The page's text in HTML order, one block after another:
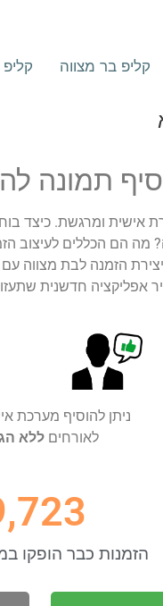
קליפ בר מצווה
תמונה
אישית ומרגשת. כיצד
מה הם הכללים לעיצוב
הזמנה לבת מצווה
אפליקציה חדשנית
ניתן להוסיף מערכת
לאורחיםללא
הזמנות כבר הופקו